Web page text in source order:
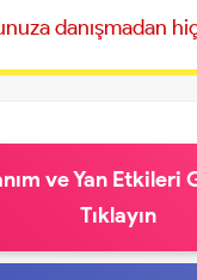
danışmadan
ve Yan Etkileri
Tıklayın